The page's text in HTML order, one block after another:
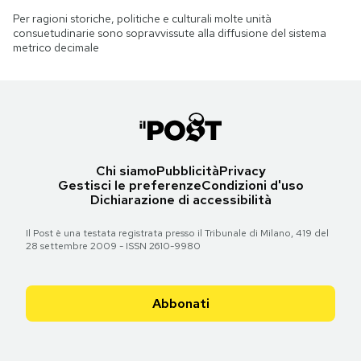
Per ragioni storiche, politiche e culturali molte unità
consuetudinarie sono sopravvissute alla diffusione del sistema
metrico decimale
Chi siamoPubblicitàPrivacy
Gestisci le preferenzeCondizioni d'uso
Dichiarazione di accessibilità
Il Post è una testata registrata presso il Tribunale di Milano, 419 del
28 settembre 2009 - ISSN 2610-9980
Abbonati